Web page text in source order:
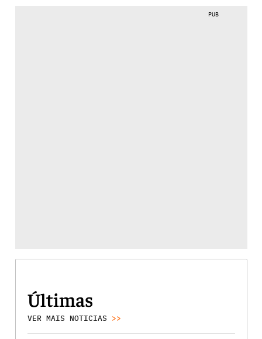
PUB
Últimas
VER MAIS NOTICIAS >>